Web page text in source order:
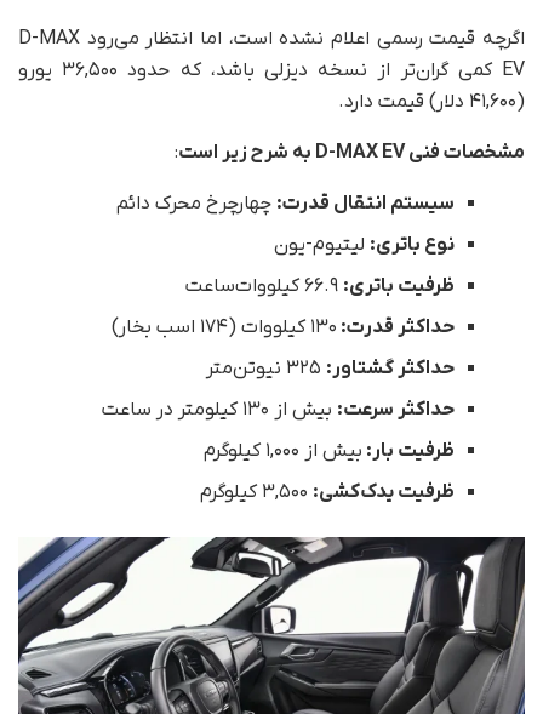
اگرچه قیمت رسمی اعلام نشده است، اما انتظار می‌رود D-MAX
EV کمی گران‌تر از نسخه دیزلی باشد، که حدود ۳۶,۵۰۰ یورو
(۴۱,۶۰۰ دلار) قیمت دارد.
مشخصات فنی D-MAX EV به شرح زیر است :
سیستم انتقال قدرت: چهارچرخ محرک دائم
نوع باتری: لیتیوم-یون
ظرفیت باتری: ۶۶.۹ کیلووات‌ساعت
حداکثر قدرت: ۱۳۰ کیلووات (۱۷۴ اسب بخار)
حداکثر گشتاور:
حداکثر سرعت: بیش از ۱۳۰ کیلومتر در ساعت
ظرفیت بار: بیش از ۱,۰۰۰ کیلوگرم
ظرفیت یدک‌کشی: